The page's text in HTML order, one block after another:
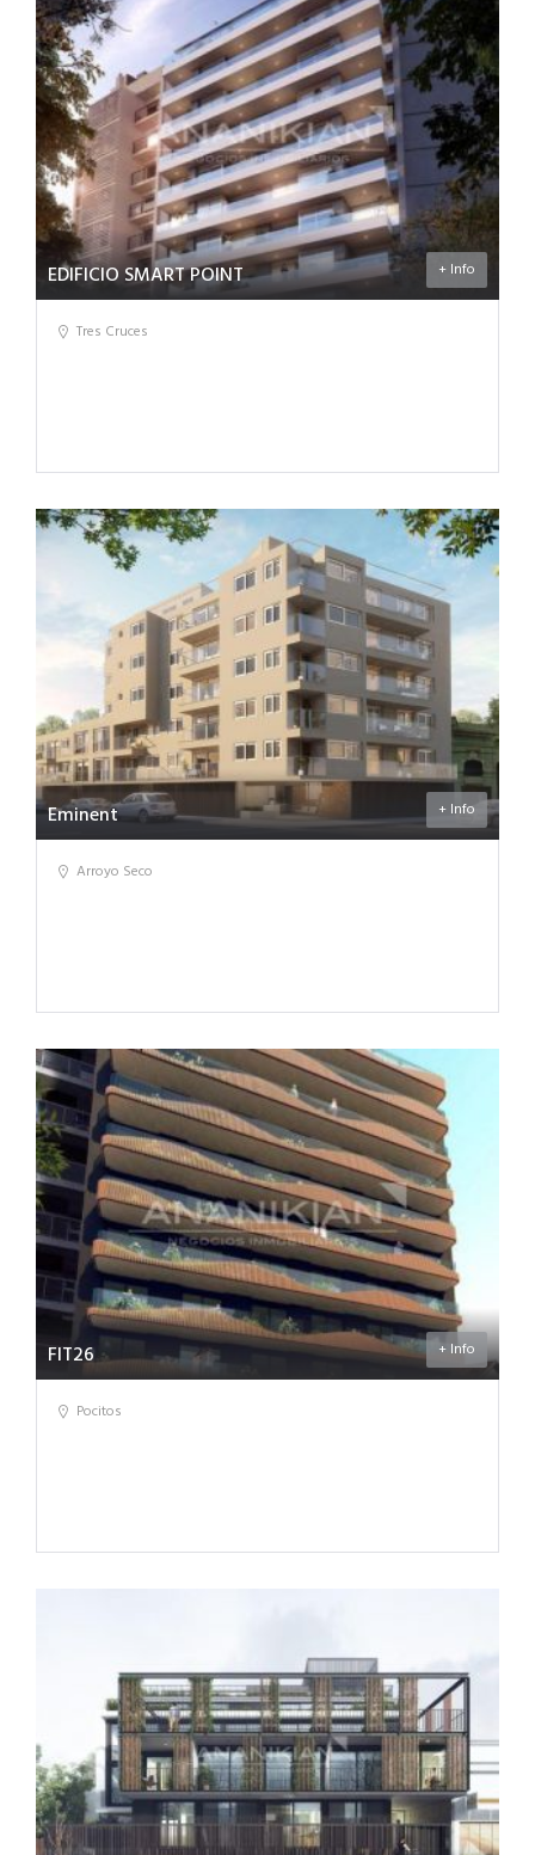
EDIFICIO SMART POINT + Info
Tres Cruces
Eminent + Info
Arroyo Seco
FIT26 + Info
Pocitos